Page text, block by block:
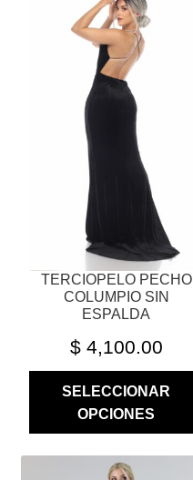
TERCIOPELO PECHO
COLUMPIO SIN
ESPALDA
$4,100.00
SELECCIONAR
OPCIONES
PRODUCTO
TIENE
MÚLTIPLES
VARIANTES.
OPCIONES
PUEDEN
DE
PRODUCTO